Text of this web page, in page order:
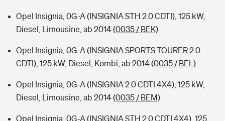
Opel Insignia, 0G-A (INSIGNIA STH 2.0 CDTI), 125 kW,
Diesel, Limousine, ab 2014(0035 / BEK)
Opel Insignia, 0G-A (INSIGNIA SPORTS TOURER 2.0
CDTI), 125 kW, Diesel, Kombi, ab 2014(0035 / BEL)
Opel Insignia, 0G-A (INSIGNIA 2.0 CDTI 4X4), 125 kW,
Diesel, Limousine, ab 2014(0035 / BEM)
Opel Insignia, 0G-A (INSIGNIA STH 2.0 CDTI 4X4), 125